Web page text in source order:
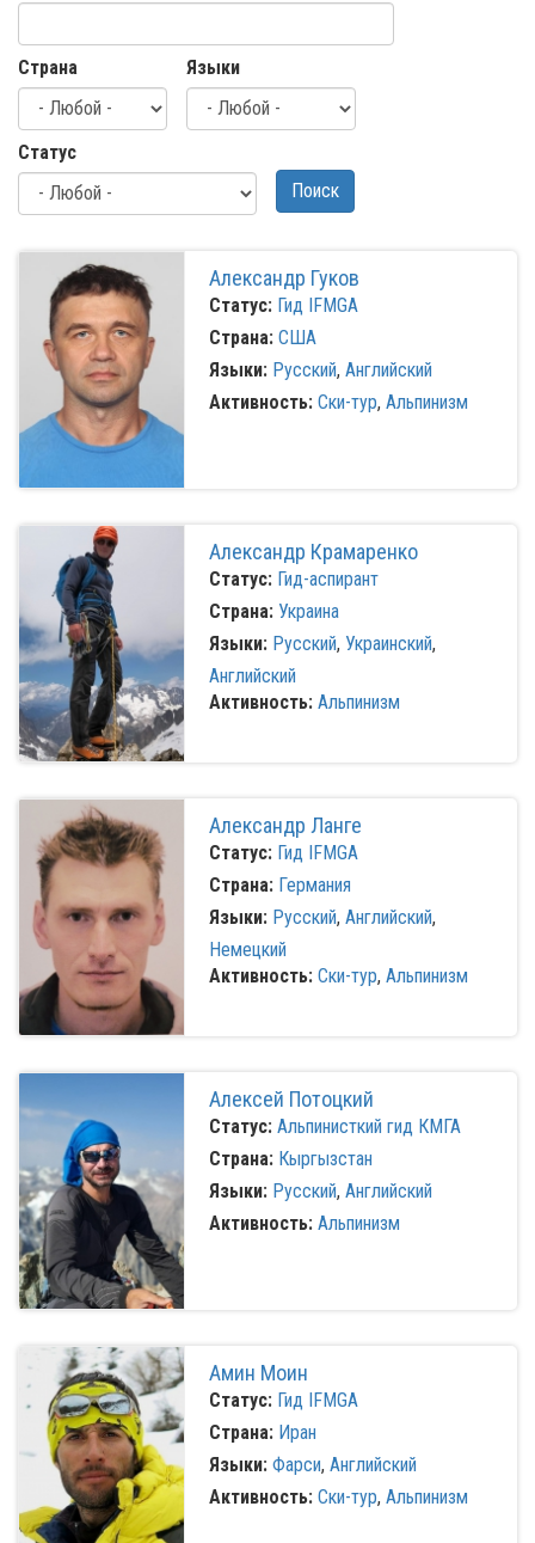
Страна Языки
Статус
Поиск
Александр Гуков
Статус: Гид IFMGA
Страна: США
Языки: Русский, Английский
Активность: Ски-тур, Альпинизм
Александр Крамаренко
Статус: Гид-аспирант
Страна: Украина
Языки: Русский, Украинский,
Английский
Активность: Альпинизм
Александр Ланге
Статус: Гид IFMGA
Страна: Германия
Языки: Русский, Английский,
Немецкий
Активность: Ски-тур, Альпинизм
Алексей Потоцкий
Статус: Альпинисткий гид КМГА
Страна: Кыргызстан
Языки: Русский, Английский
Активность: Альпинизм
Амин Моин
Статус: Гид IFMGA
Страна: Иран
Языки: Фарси, Английский
Активность: Ски-тур, Альпинизм